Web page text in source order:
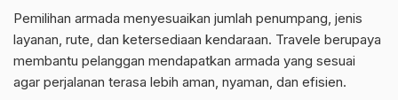
Pemilihan armada menyesuaikan jumlah penumpang, jenis
layanan, rute, dan ketersediaan kendaraan. Travele berupaya
membantu pelanggan mendapatkan armada yang sesuai
agar perjalanan terasa lebih aman, nyaman, dan efisien.